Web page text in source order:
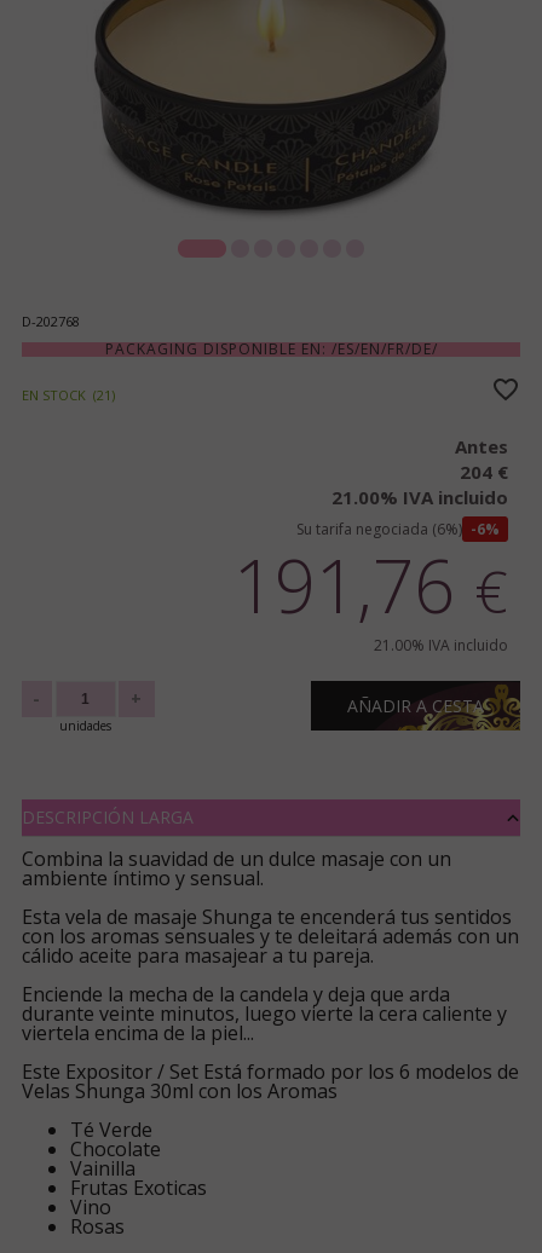
D-202768
PACKAGING DISPONIBLE EN: /ES/EN/FR/DE/
EN STOCK (21 )
Antes
204 €
21.00% IVA incluido
Su tarifa negociada (6%) 6%
191,76 €
21.00% IVA incluido
-
unidades
+ AÑADIR A CESTA
DESCRIPCIÓN LARGA
Combina la suavidad de un dulce masaje con un
ambiente íntimo y sensual.
Esta vela de masaje Shunga te encenderá tus sentidos
con los aromas sensuales y te deleitará además con un
cálido aceite para masajear a tu pareja.
Enciende la mecha de la candela y deja que arda
durante veinte minutos, luego vierte la cera caliente y
viertela encima de la piel...
Este Expositor / Set Está formado por los 6 modelos de
Velas Shunga 30ml con los Aromas
Té Verde
Chocolate
Vainilla
Frutas Exoticas
Vino
Rosas